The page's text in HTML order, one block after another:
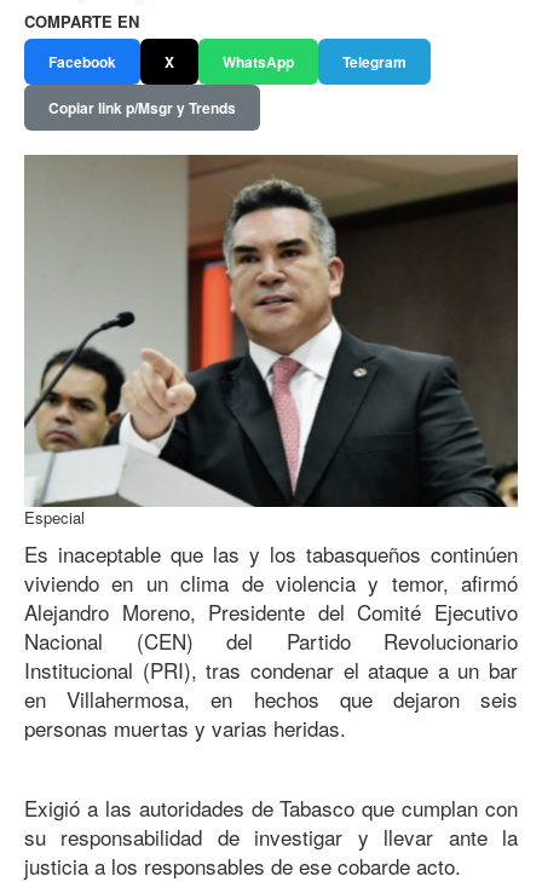
COMPARTE EN
Facebook X WhatsApp Telegram
Copiar link p/Msgr y Trends
Especial
Es inaceptable que las y los tabasqueños continúen
viviendo en un clima de violencia y temor, afirmó
Alejandro Moreno, Presidente del Comité Ejecutivo
Nacional (CEN) del Partido Revolucionario
Institucional (PRI), tras condenar el ataque a un bar
en Villahermosa, en hechos que dejaron seis
personas muertas y varias heridas.
Exigió a las autoridades de Tabasco que cumplan con
su responsabilidad de investigar y llevar ante la
justicia a los responsables de ese cobarde acto.